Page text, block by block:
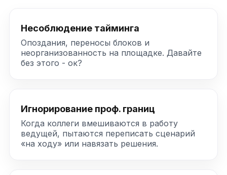
Несоблюдение тайминга
Опоздания, переносы блоков и
неорганизованность на площадке. Давайте
без этого - ок?
Игнорирование проф. границ
Когда коллеги вмешиваются в работу
ведущей, пытаются переписать сценарий
«на ходу» или навязать решения.